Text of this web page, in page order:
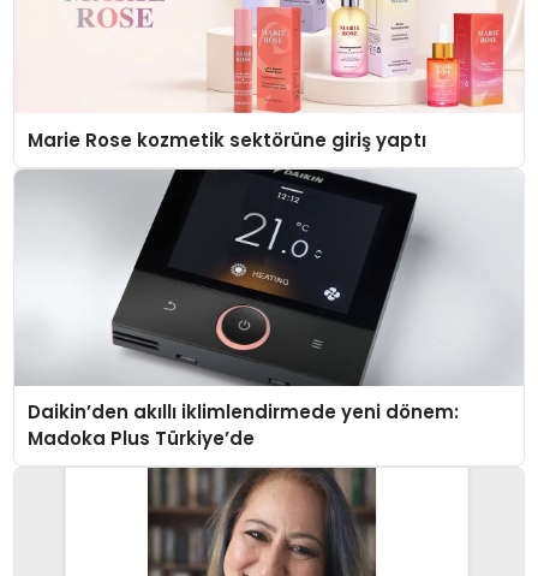
Marie Rose kozmetik sektörüne giriş yaptı
Daikin’den akıllı iklimlendirmede yeni dönem:
Madoka Plus Türkiye’de